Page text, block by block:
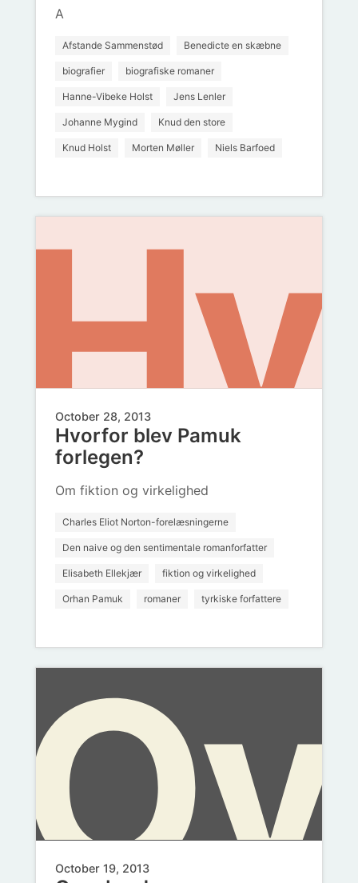
er
A
Afstande Sammenstød Benedicte en skæbne
biografier biografiske romaner
Hanne-Vibeke Holst Jens Lenler
Johanne Mygind Knud den store
Knud Holst Morten Møller Niels Barfoed
October 28, 2013
Hvorfor blev Pamuk
forlegen?
Om fiktion og virkelighed
Charles Eliot Norton-forelæsningerne
Den naive og den sentimentale romanforfatter
Elisabeth Ellekjær fiktion og virkelighed
Orhan Pamuk romaner tyrkiske forfattere
October 19, 2013